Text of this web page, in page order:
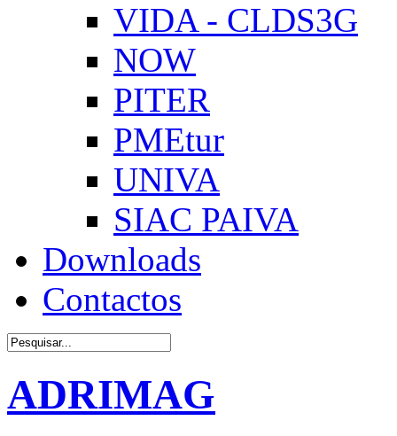
VIDA - CLDS3G
NOW
PITER
PMEtur
UNIVA
SIAC PAIVA
Downloads
Contactos
ADRIMAG